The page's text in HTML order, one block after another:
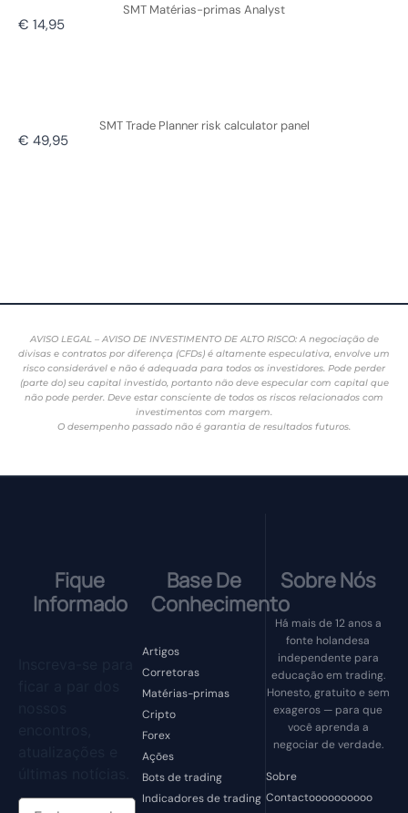
SMT Matérias-primas Analyst
€ 14,95
SMT Trade Planner risk calculator panel
€ 49,95
AVISO LEGAL – AVISO DE INVESTIMENTO DE ALTO RISCO: A negociação de
divisas e contratos por diferença (CFDs) é altamente especulativa, envolve um
risco considerável e não é adequada para todos os investidores. Pode perder
(parte do) seu capital investido, portanto não deve especular com capital que
não pode perder. Deve estar consciente de todos os riscos relacionados com
investimentos com margem.
O desempenho passado não é garantia de resultados futuros.
Fique
Informado
Base De
Conhecimento
Artigos
Corretoras
Matérias-primas
Cripto
Forex
Ações
Bots de trading
Indicadores de trading
Sobre Nós
Há mais de 12 anos a
fonte holandesa
independente para
educação em trading.
Honesto, gratuito e sem
exageros — para que
você aprenda a
negociar de verdade.
Sobre
Contactoooooooooo